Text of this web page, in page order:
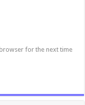
for the next time